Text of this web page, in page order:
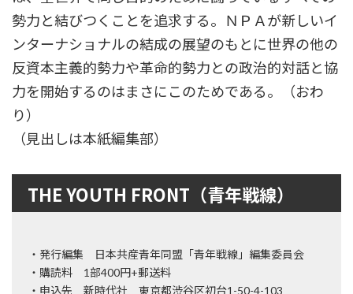
勢力と結びつくことを追求する。ＮＰＡが新しいイ
ンターナショナルの結成の展望のもとに世界の他の
反資本主義的勢力や革命的勢力との政治的対話と協
力を開始するのはまさにこのためである。（おわ
り）
（見出しは本紙編集部）
THE YOUTH FRONT（青年戦線）
・発行編集 日本共産青年同盟「青年戦線」編集委員会
・購読料 1部400円+郵送料
・申込先 新時代社 東京都渋谷区初台1-50-4-103